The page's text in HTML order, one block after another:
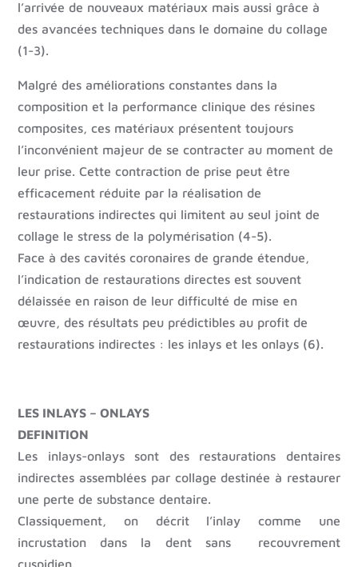
l’arrivée de nouveaux matériaux mais aussi grâce à
des avancées techniques dans le domaine du collage
(1-3).
Malgré des améliorations constantes dans la
composition et la performance clinique des résines
composites, ces matériaux présentent toujours
l’inconvénient majeur de se contracter au moment de
leur prise. Cette contraction de prise peut être
efficacement réduite par la réalisation de
restaurations indirectes qui limitent au seul joint de
collage le stress de la polymérisation (4-5).
Face à des cavités coronaires de grande étendue,
l’indication de restaurations directes est souvent
délaissée en raison de leur difficulté de mise en
œuvre, des résultats peu prédictibles au profit de
restaurations indirectes : les inlays et les onlays (6).
LES INLAYS – ONLAYS
DEFINITION
Les inlays-onlays sont des restaurations dentaires
indirectes assemblées par collage destinée à restaurer
une perte de substance dentaire.
Classiquement, on décrit l’inlay comme une
incrustation dans la dent sans recouvrement